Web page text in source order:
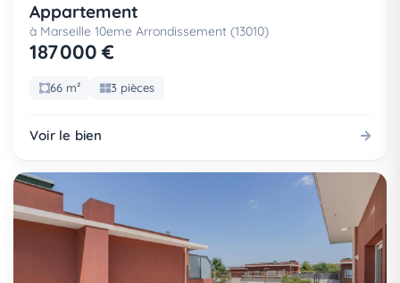
Appartement
à Marseille 10eme Arrondissement (13010)
187 000 €
66 m² 3 pièces
Voir le bien